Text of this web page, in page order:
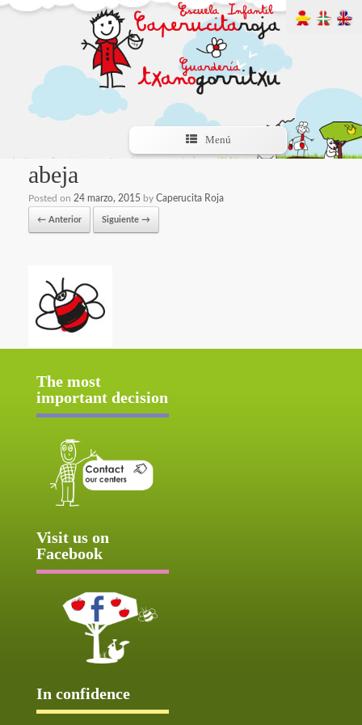
Menú
abeja
Posted on 24 marzo, 2015 by Caperucita Roja
← Anterior Siguiente →
The most
important decision
Visit us on
Facebook
In confidence